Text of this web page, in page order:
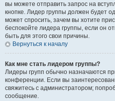
вы можете отправить запрос на
кнопке. Лидер группы должен будет
может спросить, зачем вы хотите
беспокойте лидера группы, если он
быть для этого свои причины.
Вернуться к началу
Как мне стать лидером группы?
Лидеры групп обычно назначаются
конференции. Если вы
свяжитесь с администратором;
сообщение.